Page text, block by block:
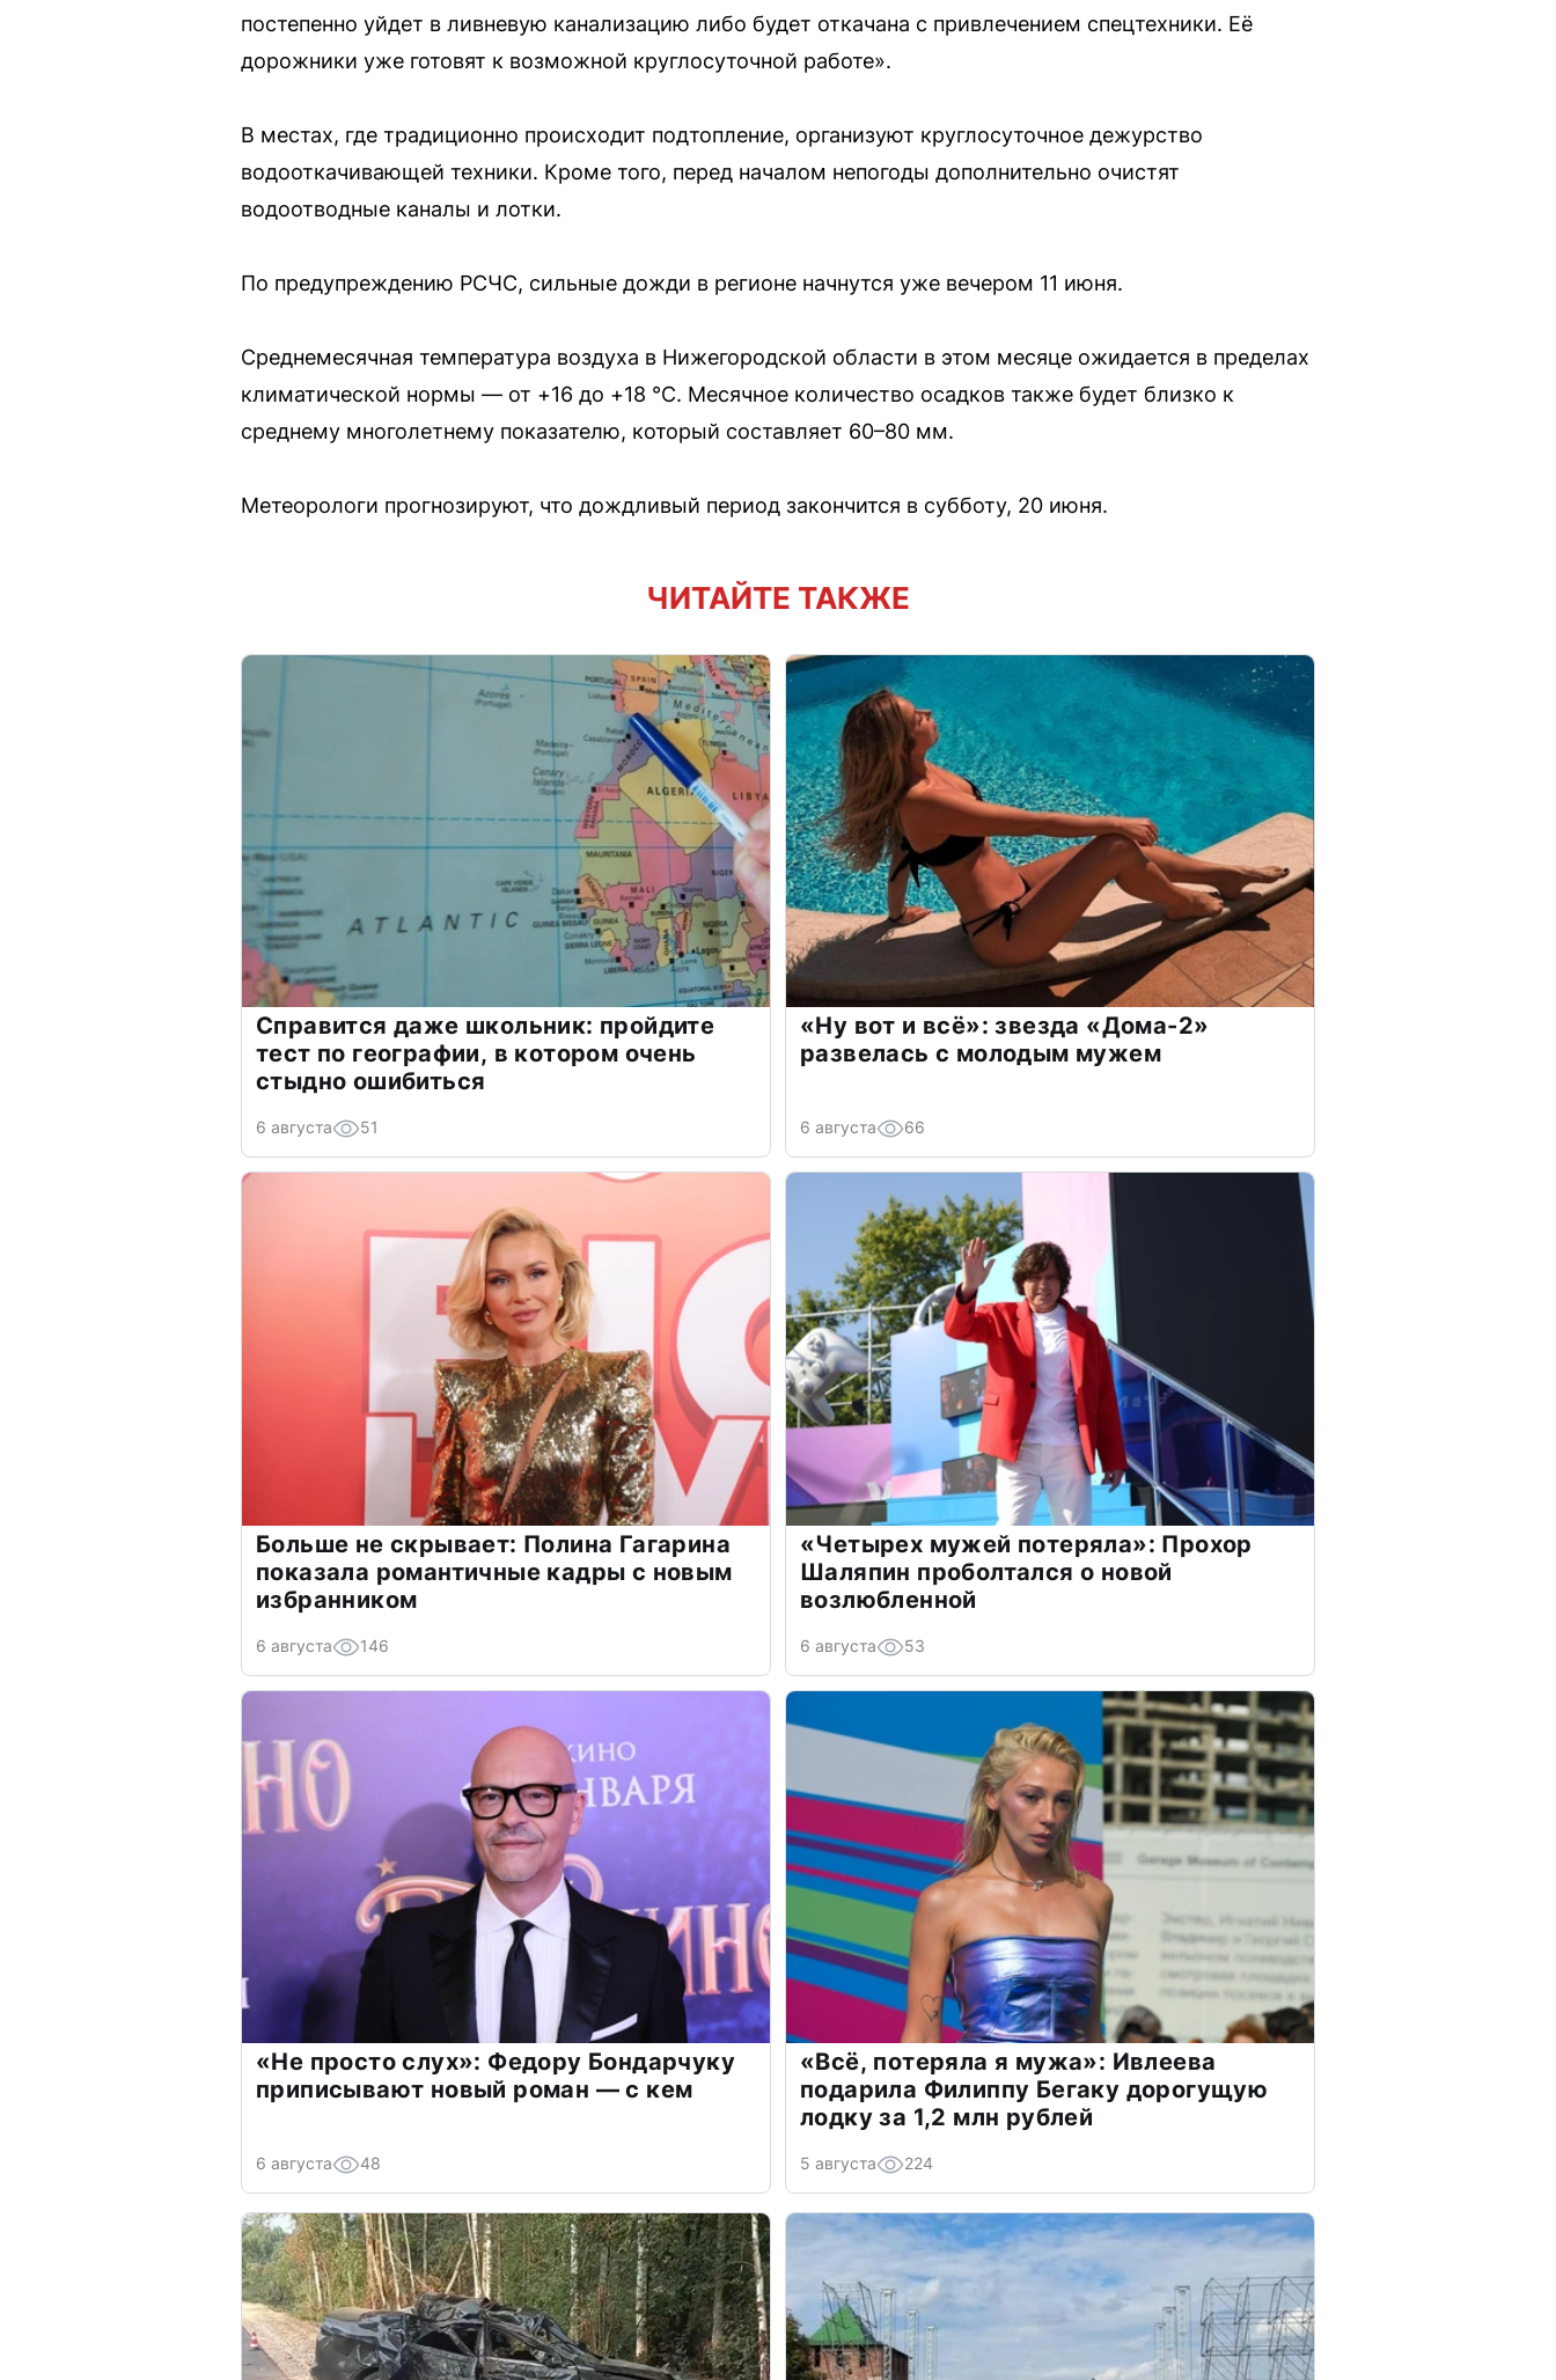
постепенно уйдет в ливневую канализацию либо будет откачана с привлечением спецтехники. Её
дорожники уже готовят к возможной круглосуточной работе».
В местах, где традиционно происходит подтопление, организуют круглосуточное дежурство
водооткачивающей техники. Кроме того, перед началом непогоды дополнительно очистят
водоотводные каналы и лотки.
По предупреждению РСЧС, сильные дожди в регионе начнутся уже вечером 11 июня.
Среднемесячная температура воздуха в Нижегородской области в этом месяце ожидается в пределах
климатической нормы — от +16 до +18 °C. Месячное количество осадков также будет близко к
среднему многолетнему показателю, который составляет 60–80 мм.
Метеорологи прогнозируют, что дождливый период закончится в субботу, 20 июня.
ЧИТАЙТЕ ТАКЖЕ
Справится даже школьник: пройдите
тест по географии, в котором очень
стыдно ошибиться
6 августа 51
«Ну вот и всё»: звезда «Дома-2»
развелась с молодым мужем
6 августа 66
Больше не скрывает: Полина Гагарина
показала романтичные кадры с новым
избранником
6 августа 146
«Четырех мужей потеряла»: Прохор
Шаляпин проболтался о новой
возлюбленной
6 августа 53
«Не просто слух»: Федору Бондарчуку
приписывают новый роман — с кем
6 августа 48
«Всё, потеряла я мужа»: Ивлеева
подарила Филиппу Бегаку дорогущую
лодку за 1,2 млн рублей
5 августа 224